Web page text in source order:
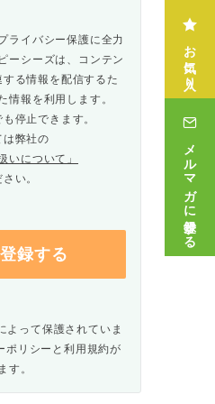
ライバシー保護に全力
ーシーズは、コンテン
る情報を配信するた
情報を利用します。
停止できます。
は弊社の
いについて」
い。
よって保護されていま
ポリシー と 利用規約が
す。
お気に入り
メルマガに登録する